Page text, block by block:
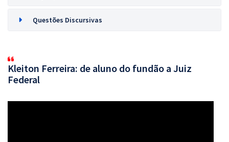
Questões Discursivas
Kleiton Ferreira: de aluno do fundão a Juiz
Federal